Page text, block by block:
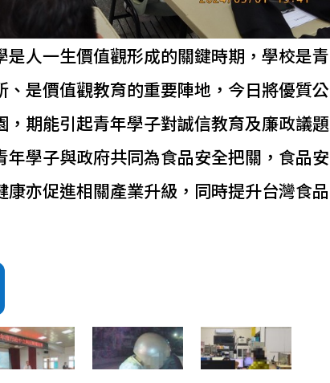
是人一生價值觀形成的關鍵時期，學校是青
是價值觀教育的重要陣地，今日將優質公
，期能引起青年學子對誠信教育及廉政議題
年學子與政府共同為食品安全把關，食品安
亦促進相關產業升級，同時提升台灣食品